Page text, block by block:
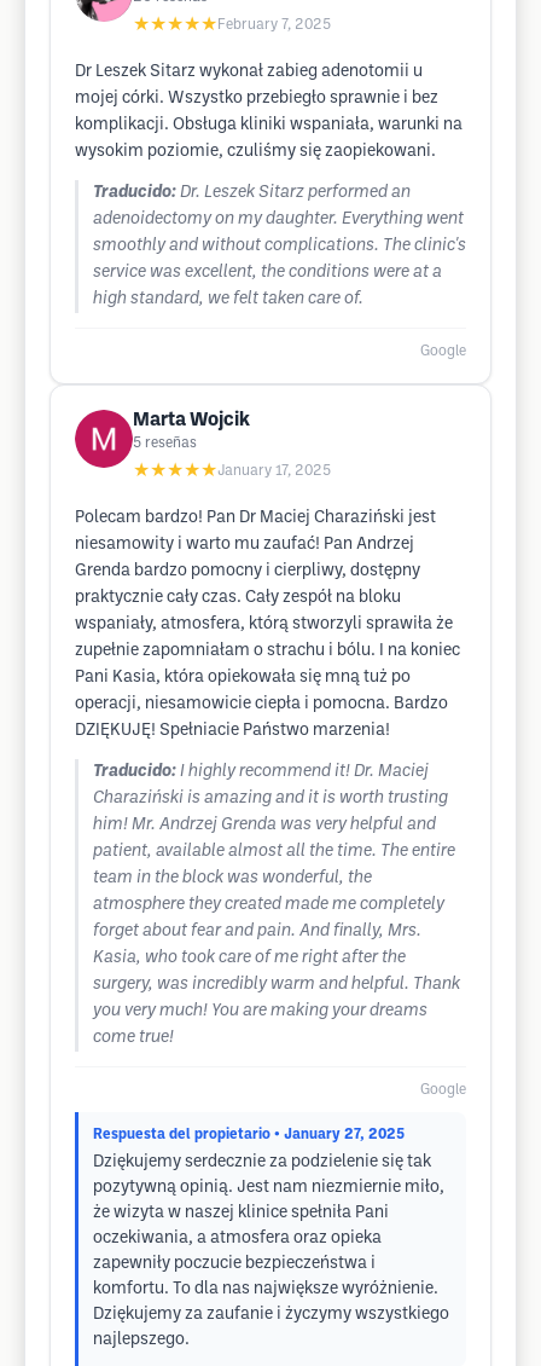
★★★★★ February 7, 2025
Dr Leszek Sitarz wykonał zabieg adenotomii u
mojej córki. Wszystko przebiegło sprawnie i bez
komplikacji. Obsługa kliniki wspaniała, warunki na
wysokim poziomie, czuliśmy się zaopiekowani.
Traducido: Dr. Leszek Sitarz performed an
adenoidectomy on my daughter. Everything went
smoothly and without complications. The clinic's
service was excellent, the conditions were at a
high standard, we felt taken care of.
Google
Marta Wojcik
5 reseñas
★★★★★January 17, 2025
Polecam bardzo! Pan Dr Maciej Charaziński jest
niesamowity i warto mu zaufać! Pan Andrzej
Grenda bardzo pomocny i cierpliwy, dostępny
praktycznie cały czas. Cały zespół na bloku
wspaniały, atmosfera, którą stworzyli sprawiła że
zupełnie zapomniałam o strachu i bólu. I na koniec
Pani Kasia, która opiekowała się mną tuż po
operacji, niesamowicie ciepła i pomocna. Bardzo
DZIĘKUJĘ! Spełniacie Państwo marzenia!
Traducido: I highly recommend it! Dr. Maciej
Charaziński is amazing and it is worth trusting
him! Mr. Andrzej Grenda was very helpful and
patient, available almost all the time. The entire
team in the block was wonderful, the
atmosphere they created made me completely
forget about fear and pain. And finally, Mrs.
Kasia, who took care of me right after the
surgery, was incredibly warm and helpful. Thank
you very much! You are making your dreams
come true!
Google
Respuesta del propietario • January 27, 2025
Dziękujemy serdecznie za podzielenie się tak
pozytywną opinią. Jest nam niezmiernie miło,
że wizyta w naszej klinice spełniła Pani
oczekiwania, a atmosfera oraz opieka
zapewniły poczucie bezpieczeństwa i
komfortu. To dla nas największe wyróżnienie.
Dziękujemy za zaufanie i życzymy wszystkiego
najlepszego.